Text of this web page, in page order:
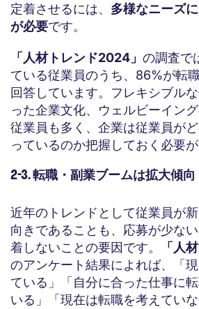
定着させるには、 多様なニーズ
が必要です。
「人材トレンド2024」 の調査で
ている従業員のうち、86%が転
回答しています。フレキシブル
った企業文化、ウェルビーイン
従業員も多く、企業は従業員が
っているのか把握しておく必要が
2-3. 転職・副業ブームは拡大傾向
近年のトレンドとして従業員が
向きであることも、応募が少な
着しないことの要因です。
「人
のアンケート結果によれば、「
ている」「自分に合った仕事に
いる」「現在は転職を考えてい